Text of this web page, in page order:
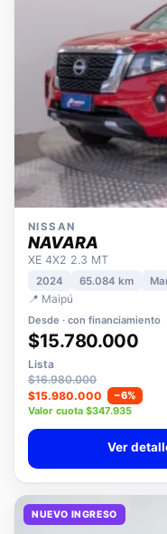
NISSAN
NAVARA
XE 4X2 2.3 MT
2024
📍 Maipú
Desde · con financiamiento
$15.780.000
Lista
$16.980.000
$15.980.000
−6%
Valor cuota $347.935